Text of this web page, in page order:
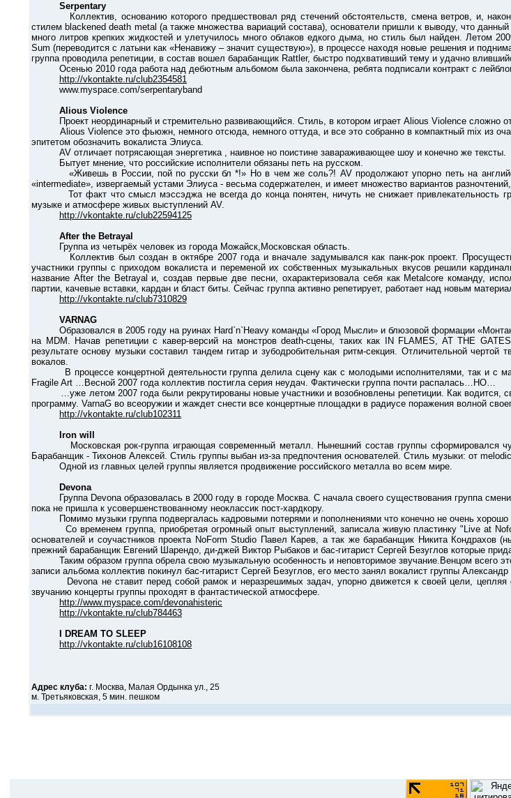
Serpentary
Коллектив, основанию которого предшествовал ряд стечений обстоятельств, смена ветров, и,
стилем blackened death metal (а также множества вариаций состава), основатели пришли к выводу, что
много литров крепких жидкостей и улетучилось много облаков едкого дыма, но стиль был найден. Летом
Sum (переводится с латыни как «Ненавижу – значит существую»), в процессе находя новые решения и
группа проводила репетиции, в состав вошел барабанщик Rattler, быстро подхвативший тему и удачно
Осенью 2010 года работа над дебютным альбомом была закончена, ребята подписали контракт с
http://vkontakte.ru/club2354581
www.myspace.com/serpentaryband
Alious Violence
Проект неординарный и стремительно развивающийся. Стиль, в котором играет Alious Violence сложно
Alious Violence это фьюжн, немного отсюда, немного оттуда, и все это собранно в компактный mix из
эпитетом обозначить вокалиста Элиуса.
AV отличает потрясающая энергетика , наивное но поистине завараживающее шоу и конечно же тексты.
Бытует мнение, что российские исполнители обязаны петь на русском.
«Живешь в России, пой по русски бл *!» Но в чем же соль?! AV продолжают упорно петь на
«intermediate», извергаемый устами Элиуса - весьма содержателен, и имеет множество вариантов
Тот факт что смысл мэссэджа не всегда до конца понятен, ничуть не снижает привлекательность
музыке и атмосфере живых выступлений AV.
http://vkontakte.ru/club22594125
After the Betrayal
Группа из четырёх человек из города Можайск,Московская область.
Коллектив был создан в октябре 2007 года и вначале задумывался как панк-рок проект.
участники группы с приходом вокалиста и переменой их собственных музыкальных вкусов решили
название After the Betrayal и, создав первые две песни, охарактеризовала себя как Metalcore команду,
партии, качевые вставки, кардан и бласт биты. Сейчас группа активно репетирует, работает над новым
http://vkontakte.ru/club7310829
VARNAG
Образовался в 2005 году на руинах Hard`n`Heavy команды «Город Мысли» и блюзовой формации
на MDM. Начав репетиции с кавер-версий на монстров death-сцены, таких как IN FLAMES, AT THE
результате основу музыки составил тандем гитар и зубодробительная ритм-секция. Отличительной
вокалов.
В процессе концертной деятельности группа делила сцену как с молодыми исполнителями, так и с
Fragile Art …Весной 2007 года коллектив постигла серия неудач. Фактически группа почти распалась…НО…
…уже летом 2007 года были рекрутированы новые участники и возобновлены репетиции. Как водится,
программу. VarnaG во всеоружии и жаждет снести все концертные площадки в радиусе поражения волной
http://vkontakte.ru/club102311
Iron will
Московская рок-группа играющая современный металл. Нынешний состав группы сформировался
Барабанщик - Тихонов Алексей. Стиль группы выбан из-за предпочтения основателей. Стиль музыки: от
Одной из главных целей группы является продвижение российского металла во всем мире.
Devona
Группа Devona образовалась в 2000 году в городе Москва. С начала своего существования группа
пока не пришла к усовершенствованному неоклассик пост-хардкору.
Помимо музыки группа подвергалась кадровыми потерями и пополнениями что конечно не очень хорошо
Со временем группа, приобретая огромный опыт выступлений, записала живую пластинку "Live at
основателей и соучастников проекта NoForm Studio Павел Карев, а так же барабанщик Никита Кондрахов
прежний барабанщик Евгений Шарендо, ди-джей Виктор Рыбаков и бас-гитарист Сергей Безуглов которые
Таким образом группа обрела свою музыкальную особенность и неповторимое звучание.Венцом всего
записи альбома коллектив покинул бас-гитарист Сергей Безуглов, его место занял вокалист группы
Devona не ставит перед собой рамок и неразрешимых задач, упорно движется к своей цели, цепляя
звучанию концерты группы проходят в фантастической атмосфере.
http://www.myspace.com/devonahisteric
http://vkontakte.ru/club784463
I DREAM TO SLEEP
http://vkontakte.ru/club16108108
Адрес клуба: г. Москва, Малая Ордынка ул., 25
м. Третьяковская, 5 мин. пешком